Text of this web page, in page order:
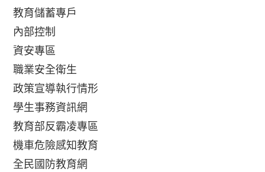
教育儲蓄專戶
內部控制
資安專區
職業安全衛生
政策宣導執行情形
學生事務資訊網
教育部反霸凌專區
機車危險感知教育
全民國防教育網